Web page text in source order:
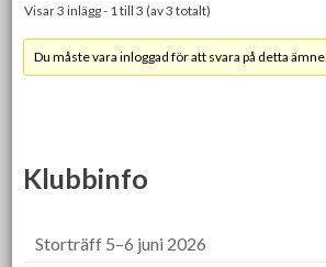
Visar 3 inlägg - 1 till 3 (av 3 totalt)
Du måste vara inloggad för att svara på detta ämne.
Klubbinfo
Storträff 5–6 juni 2026